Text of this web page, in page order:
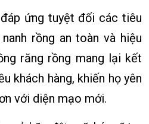
ứng tuyệt đối các tiêu
rồng an toàn và hiệu
răng rồng mang lại kết
khách hàng, khiến họ yên
với diện mạo mới.